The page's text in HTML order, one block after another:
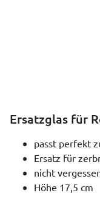
Ersatzglas für
passt perfekt
Ersatz für
nicht
Höhe 17,5 cm